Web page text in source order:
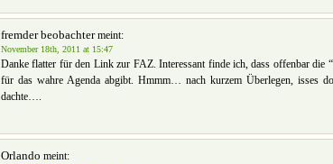
fremder beobachtermeint:
November 18th, 2011 at 15:47
Danke flatter für den Link zur FAZ. Interessant finde ich, dass offenbar die
für das wahre Agenda abgibt. Hmmm… nach kurzem Überlegen, isses
dachte….
Orlando meint: